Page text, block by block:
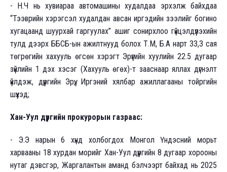
- Н.Ч нь хувиараа автомашины худалдаа эрхэлж байхдаа
“Тээврийн хэрэгсэл худалдан авсан иргэдийн зээлийг богино
хугацаанд шуурхай гаргуулах” ашиг сонирхлоо гүйцэлдүүлэхийн
тулд дээрх ББСБ-ын ажилтнууд болох Т.М, Б.А нарт 33,3 сая
төгрөгийн хахууль өгсөн хэрэгт Эрүүгийн хуулийн 22.5 дугаар
зүйлийн 1 дэх хэсэг (Хахууль өгөх)-т зааснаар яллах дүгнэлт
үйлдэж, дүүргийн Эрүү, Иргэний хялбар ажиллагааны тойргийн
шүүхэд;
Хан-Уул дүүргийн прокурорын газраас:
- Э.Э нарын 6 хүнд холбогдох Монгол Үндэсний морьт
харвааны 18 хурдан морийг Хан-Уул дүүргийн 8 дугаар хорооны
нутаг дэвсгэр, Жаргалантын аманд бэлчээрт байхад нь 2025